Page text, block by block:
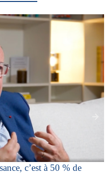
c’est à 50 % de